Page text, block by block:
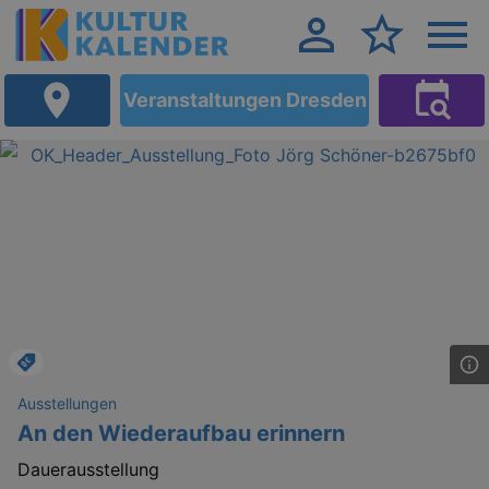
Veranstaltungen Dresden
Ausstellungen
An den Wiederaufbau erinnern
Dauerausstellung